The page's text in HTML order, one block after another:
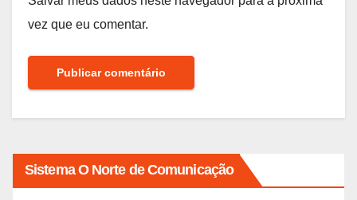
vez que eu comentar.
Sistema O Norte de Comunicação